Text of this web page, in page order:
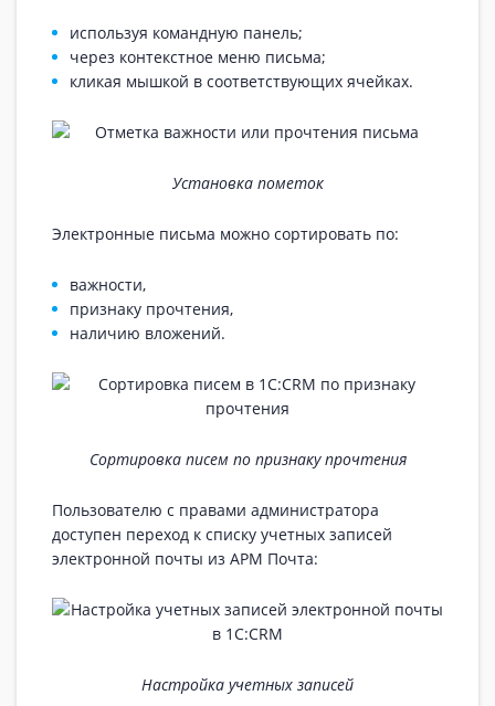
используя командную панель;
через контекстное меню письма;
кликая мышкой в соответствующих ячейках.
Установка пометок
Электронные письма можно сортировать по:
важности,
признаку прочтения,
наличию вложений.
Сортировка писем по признаку прочтения
Пользователю с правами администратора
доступен переход к списку учетных записей
электронной почты из АРМ Почта:
Настройка учетных записей